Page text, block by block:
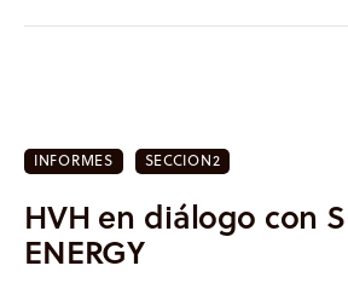
INFORMES SECCION2
HVH en diálogo con
ENERGY